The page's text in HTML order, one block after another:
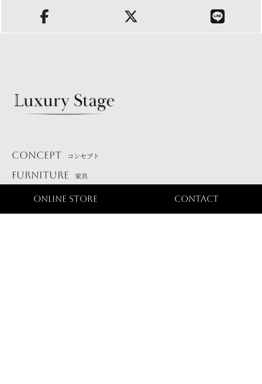
ONLINE STORE CONTACT
ガーデンファニチャー
CONCEPT コンセプト
FURNITURE 家具
PRODUCT 建材・設備
SHOWROOM ショールーム